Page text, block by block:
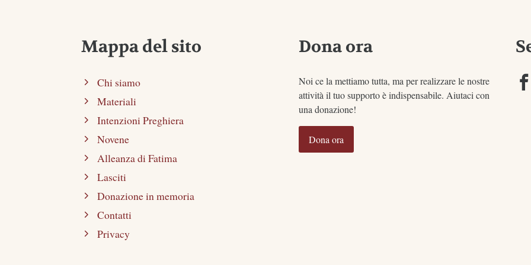
Mappa del sito
Chi siamo
Materiali
Intenzioni Preghiera
Novene
Alleanza di Fatima
Lasciti
Donazione in memoria
Contatti
Privacy
Dona ora
Noi ce la mettiamo tutta, ma per realizzare le nostre
attività il tuo supporto è indispensabile. Aiutaci con
una donazione!
Dona ora